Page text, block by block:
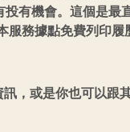
投有機會。這個是最
服務據點免費列印履
，或是你也可以跟